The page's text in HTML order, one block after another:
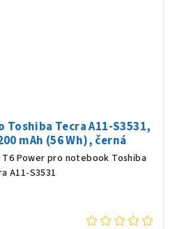
Tecra A11-S3531,
mAh (56 Wh), černá
Power pro notebook Toshiba
A11-S3531